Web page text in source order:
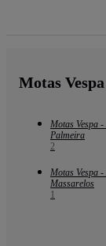
Motas
Motas Vespa
Palmeira
2
Motas Vespa
Massarelos
1